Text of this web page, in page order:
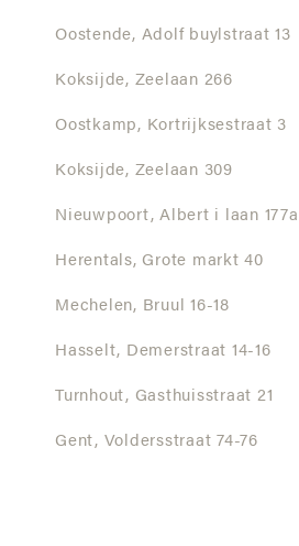
Oostende, Adolf buylstraat 13
Koksijde, Zeelaan 266
Oostkamp, Kortrijksestraat 3
Koksijde, Zeelaan 309
Nieuwpoort, Albert i laan 177a
Herentals, Grote markt 40
Mechelen, Bruul 16-18
Hasselt, Demerstraat 14-16
Turnhout, Gasthuisstraat 21
Gent, Voldersstraat 74-76